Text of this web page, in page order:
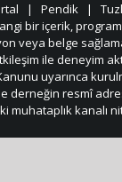
| Pendik |
bir içerik,
veya belge
ile deneyim
uyarınca
derneğin resmî
kanalı